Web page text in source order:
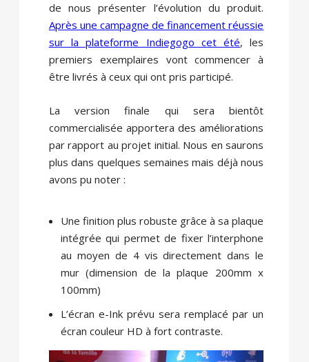
de nous présenter l’évolution du produit.
Après une campagne de financement réussie
sur la plateforme Indiegogo cet été, les
premiers exemplaires vont commencer à
être livrés à ceux qui ont pris participé.
La version finale qui sera bientôt
commercialisée apportera des améliorations
par rapport au projet initial. Nous en saurons
plus dans quelques semaines mais déjà nous
avons pu noter :
Une finition plus robuste grâce à sa plaque
intégrée qui permet de fixer l’interphone
au moyen de 4 vis directement dans le
mur (dimension de la plaque 200mm x
100mm)
L’écran e-Ink prévu sera remplacé par un
écran couleur HD à fort contraste.